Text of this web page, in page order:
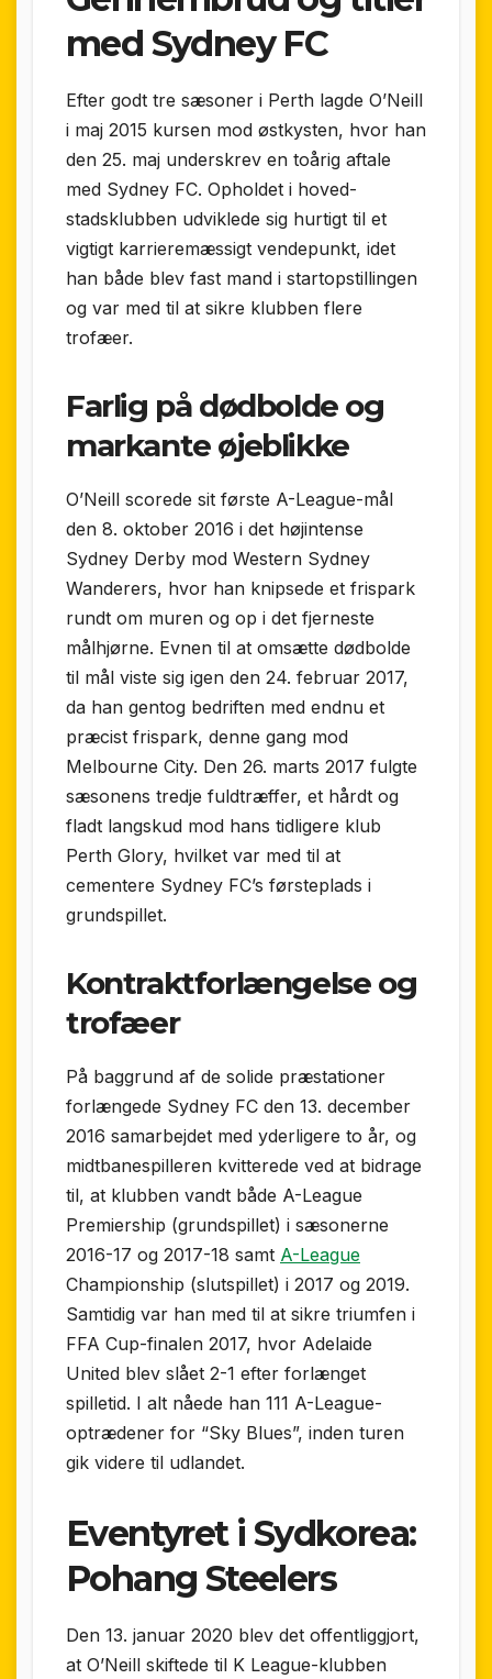
med Sydney FC
Efter godt tre sæsoner i Perth lagde O’Neill
i maj 2015 kursen mod østkysten, hvor han
den 25. maj underskrev en toårig aftale
med Sydney FC. Opholdet i hoved­
stadsklubben udviklede sig hurtigt til et
vigtigt karriere­mæssigt vendepunkt, idet
han både blev fast mand i start­opstillingen
og var med til at sikre klubben flere
trofæer.
Farlig på dødbolde og
markante øjeblikke
O’Neill scorede sit første A-League-mål
den 8. oktober 2016 i det højintense
Sydney Derby mod Western Sydney
Wanderers, hvor han knipsede et frispark
rundt om muren og op i det fjerneste
målhjørne. Evnen til at omsætte dødbolde
til mål viste sig igen den 24. februar 2017,
da han gentog bedriften med endnu et
præcist frispark, denne gang mod
Melbourne City. Den 26. marts 2017 fulgte
sæsonens tredje fuldtræffer, et hårdt og
fladt langskud mod hans tidligere klub
Perth Glory, hvilket var med til at
cementere Sydney FC’s førsteplads i
grund­spillet.
Kontraktforlængelse og
trofæer
På baggrund af de solide præstationer
forlængede Sydney FC den 13. december
2016 samarbejdet med yderligere to år, og
midtbanespilleren kvitterede ved at bidrage
til, at klubben vandt både A-League
Premiership (grundspillet) i sæsonerne
2016-17 og 2017-18 samt A-League
Championship (slutspillet) i 2017 og 2019.
Samtidig var han med til at sikre triumfen i
FFA Cup-finalen 2017, hvor Adelaide
United blev slået 2-1 efter forlænget
spilletid. I alt nåede han 111 A-League-
optrædener for “Sky Blues”, inden turen
gik videre til udlandet.
Eventyret i Sydkorea:
Pohang Steelers
Den 13. januar 2020 blev det offentliggjort,
at O’Neill skiftede til K League-klubben